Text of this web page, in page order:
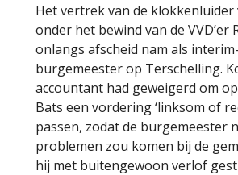
Het vertrek van de
onder het bewind van de VVD’er
onlangs afscheid nam als interim-
burgemeester op Terschelling.
accountant had geweigerd om
Bats een vordering ‘linksom of
passen, zodat de burgemeester
problemen zou komen bij de
hij met buitengewoon verlof